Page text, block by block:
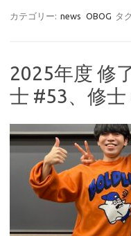
カテゴリー: news OBOG タ
2025年度 修
士 #53、修士